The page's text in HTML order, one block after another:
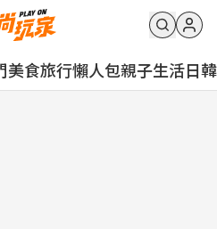
美食旅行懶人包親子生活日韓